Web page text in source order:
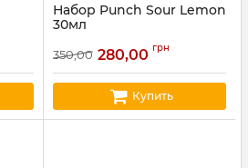
Набор Punch Sour Lemon
30мл
350,00 280,00 грн
Купить